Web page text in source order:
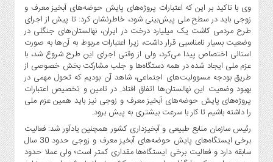
وی با تاکید بر این که اعتبارات پروژه‌های پایش حوضه‌های آبخیز معرف و
زوجی باید در سطح ملی پیش‌بینی شود، خاطرنشان کرد: تا پیش از اجرای
طرح مردمی کاشت یک میلیارد درخت در ایران، نهالستان‌های جنگلی در
وضعیت بسیار نامناسبی قرار داشت، زیرا اعتبارات مربوط به آن‌ها به صورت
استانی اختصاص پیدا می‌کرد، ولی از وقتی اجرای این طرح شروع شد، با
عزم ملی ایجاد شده در همه دستگاه‌ها و جلب مشارکت بخش خصوصی از
طریق بودجه مسوولیت‌های اجتماعی، شاهد آن بودیم که تحول مهمی در
بهبود وضعیت این نهالستان‌ها اتفاق افتاد. در تامین و تخصیص اعتبارات
پروژه‌های پایش حوضه‌های آبخیز معرف و زوجی نیز باید همین عزم ملی
را داشته باشیم تا کار با سرعت بیشتری به پیش برود.
رئیس سازمان منابع طبیعی و آبخیزداری کشور همچنین یادآور شد: فعالیت
برخی ایستگاه‌های پایش حوضه‌های آبخیز معرف و زوجی حدود 30 سال
سابقه دارد و فعالیت برخی ایستگاه‌ها مقداری کمتر است؛ ولی عملا حدود